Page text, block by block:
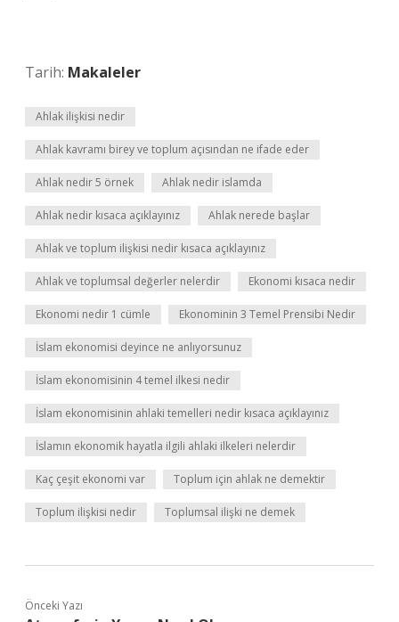
Tarih: Makaleler
Ahlak ilişkisi nedir
Ahlak kavramı birey ve toplum açısından ne ifade eder
Ahlak nedir 5 örnek Ahlak nedir islamda
Ahlak nedir kısaca açıklayınız Ahlak nerede başlar
Ahlak ve toplum ilişkisi nedir kısaca açıklayınız
Ahlak ve toplumsal değerler nelerdir Ekonomi kısaca nedir
Ekonomi nedir 1 cümle Ekonominin 3 Temel Prensibi Nedir
İslam ekonomisi deyince ne anlıyorsunuz
İslam ekonomisinin 4 temel ilkesi nedir
İslam ekonomisinin ahlaki temelleri nedir kısaca açıklayınız
İslamın ekonomik hayatla ilgili ahlaki ilkeleri nelerdir
Kaç çeşit ekonomi var Toplum için ahlak ne demektir
Toplum ilişkisi nedir Toplumsal ilişki ne demek
Önceki Yazı